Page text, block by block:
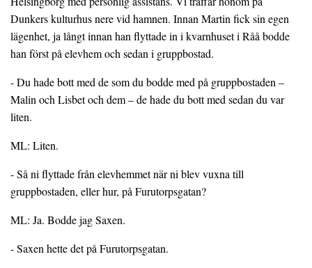
Dunkers kulturhus nere vid hamnen. Innan Martin fick sin egen
lägenhet, ja långt innan han flyttade in i kvarnhuset i Råå bodde
han först på elevhem och sedan i gruppbostad.
- Du hade bott med de som du bodde med på gruppbostaden –
Malin och Lisbet och dem – de hade du bott med sedan du var
liten.
ML: Liten.
- Så ni flyttade från elevhemmet när ni blev vuxna till
gruppbostaden, eller hur, på Furutorpsgatan?
ML: Ja. Bodde jag Saxen.
- Saxen hette det på Furutorpsgatan.